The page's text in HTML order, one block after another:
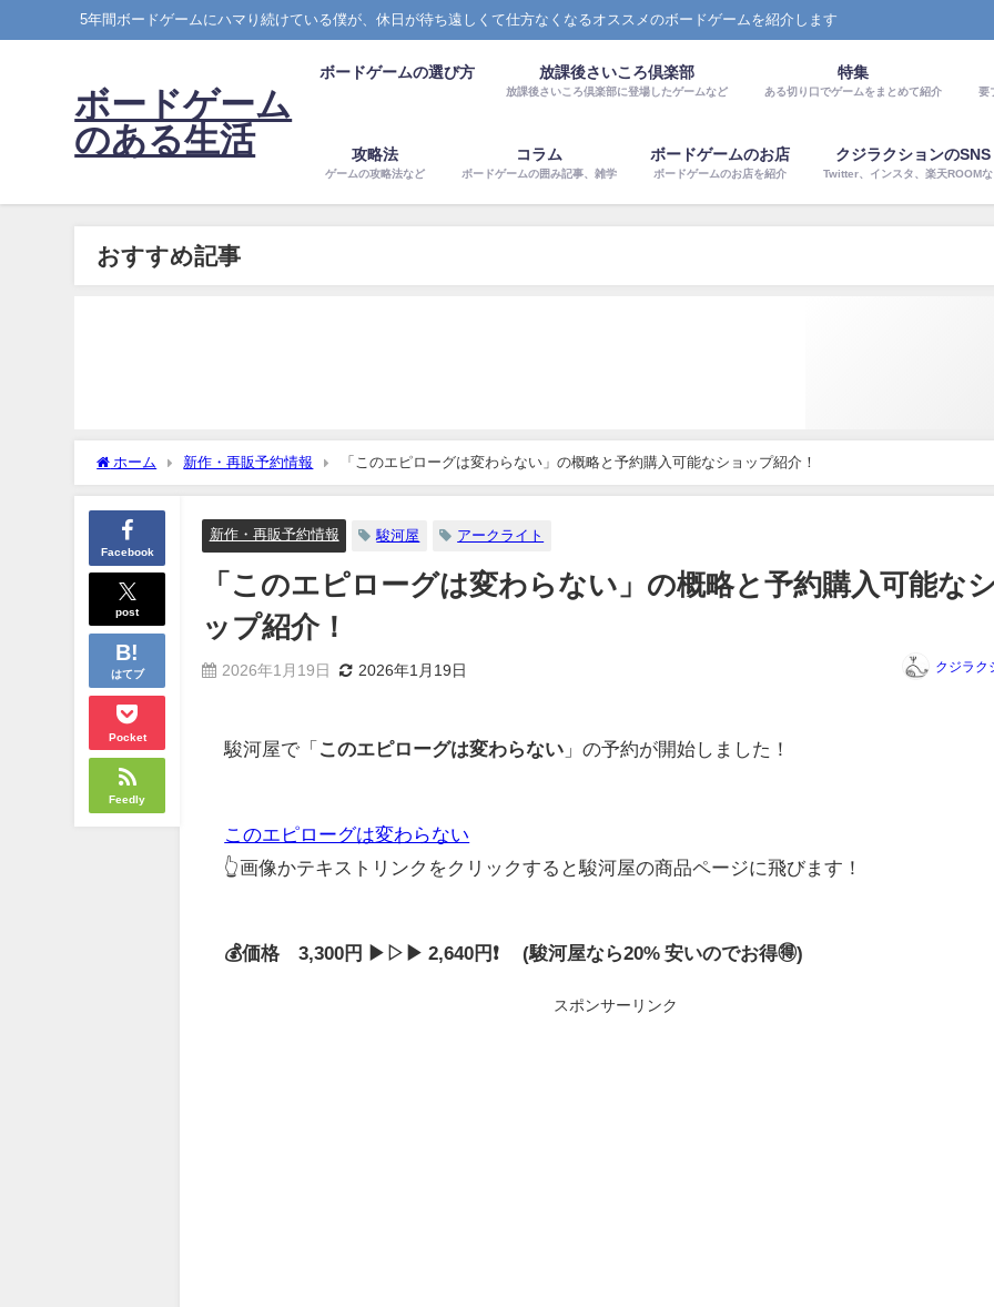
5年間ボードゲームにハマり続けている僕が、休日が待ち遠しくて仕方なくなるオススメのボードゲームを紹介します
ボードゲーム
のある生活
ボードゲームの選び方 放課後さいころ倶楽部
放課後さいころ倶楽部に登場したゲームなど
特集
ある切り口でゲームをまとめて紹介 要
攻略法
ゲームの攻略法など
コラム
ボードゲームの囲み記事、雑学
ボードゲームのお店
ボードゲームのお店を紹介
クジラクションのSNS
Twitter、インスタ、楽天ROOM
おすすめ記事
ホーム 新作・再販予約情報 「このエピローグは変わらない」の概略と予約購入可能なショップ紹介！
Facebook
post
はてブ
Pocket
Feedly
新作・再販予約情報 駿河屋 アークライト
「このエピローグは変わらない」の概略と予約購入可能な
ップ紹介！
2026年1月19日 2026年1月19日 クジラク
駿河屋で「 このエピローグは変わらない 」の予約が開始しました！
このエピローグは変わらない
👆画像かテキストリンクをクリックすると駿河屋の商品ページに飛びます！
💰価格 3,300円 ▶▷▶ 2,640円❗ (駿河屋なら20% 安いのでお得🉐)
スポンサーリンク